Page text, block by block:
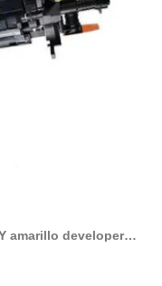
amarillo developer